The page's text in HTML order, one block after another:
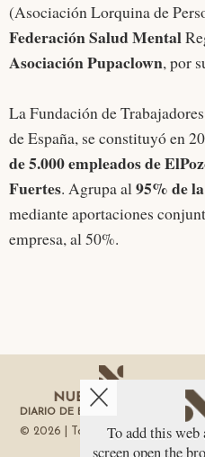
(Asociación Lorquina de
Federación Salud Mental
Asociación Pupaclown, por
La Fundación de
de España, se constituyó en
de 5.000 empleados de
Fuertes. Agrupa al95% de
mediante aportaciones
empresa, al 50%.
DIARIO DE ECONOMÍA DE LA
© 2026 | Todos los derechos
To add this web
screen open the
Aviso sobre el
Utilizamos cookies